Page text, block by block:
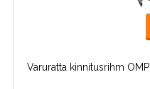
Varuratta kinnitusrihm OMP